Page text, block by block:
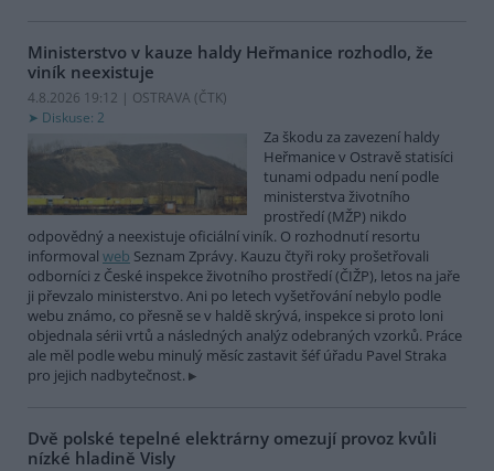
Ministerstvo v kauze haldy Heřmanice rozhodlo, že
viník neexistuje
4.8.2026 19:12 | OSTRAVA (ČTK)
Diskuse: 2
Za škodu za zavezení haldy
Heřmanice v Ostravě statisíci
tunami odpadu není podle
ministerstva životního
prostředí (MŽP) nikdo
odpovědný a neexistuje oficiální viník. O rozhodnutí resortu
informoval web Seznam Zprávy. Kauzu čtyři roky prošetřovali
odborníci z České inspekce životního prostředí (ČIŽP), letos na jaře
ji převzalo ministerstvo. Ani po letech vyšetřování nebylo podle
webu známo, co přesně se v haldě skrývá, inspekce si proto loni
objednala sérii vrtů a následných analýz odebraných vzorků. Práce
ale měl podle webu minulý měsíc zastavit šéf úřadu Pavel Straka
pro jejich nadbytečnost.
Dvě polské tepelné elektrárny omezují provoz kvůli
nízké hladině Visly